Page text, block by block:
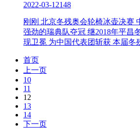
2022-03-12148
刚刚 北京冬残奥会轮椅冰壶决赛
强劲的瑞典队夺冠 继2018年平昌
现卫冕 为中国代表团斩获 本届冬
首页
上一页
10
11
12
13
14
下一页